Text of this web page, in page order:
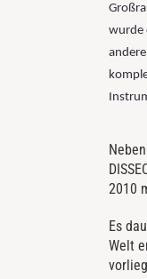
wurde
2010
Es
Welt